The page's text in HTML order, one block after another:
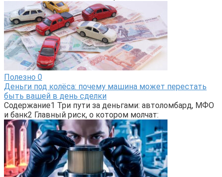
Полезно 0
Деньги под колёса: почему машина может перестать
быть вашей в день сделки
Содержание1 Три пути за деньгами: автоломбард, МФО
и банк2 Главный риск, о котором молчат: